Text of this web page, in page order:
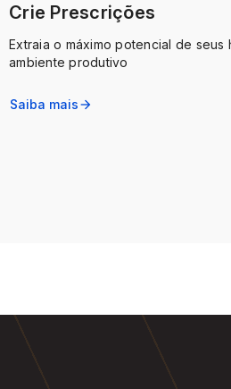
Crie Prescrições
Extraia o máximo potencial de seus
ambiente produtivo
Saiba maisarrow_forward